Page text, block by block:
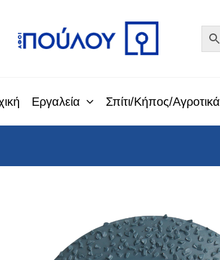
περιεχόμενο
Εργαλεία Σπίτι/Κήπος/Αγροτικά